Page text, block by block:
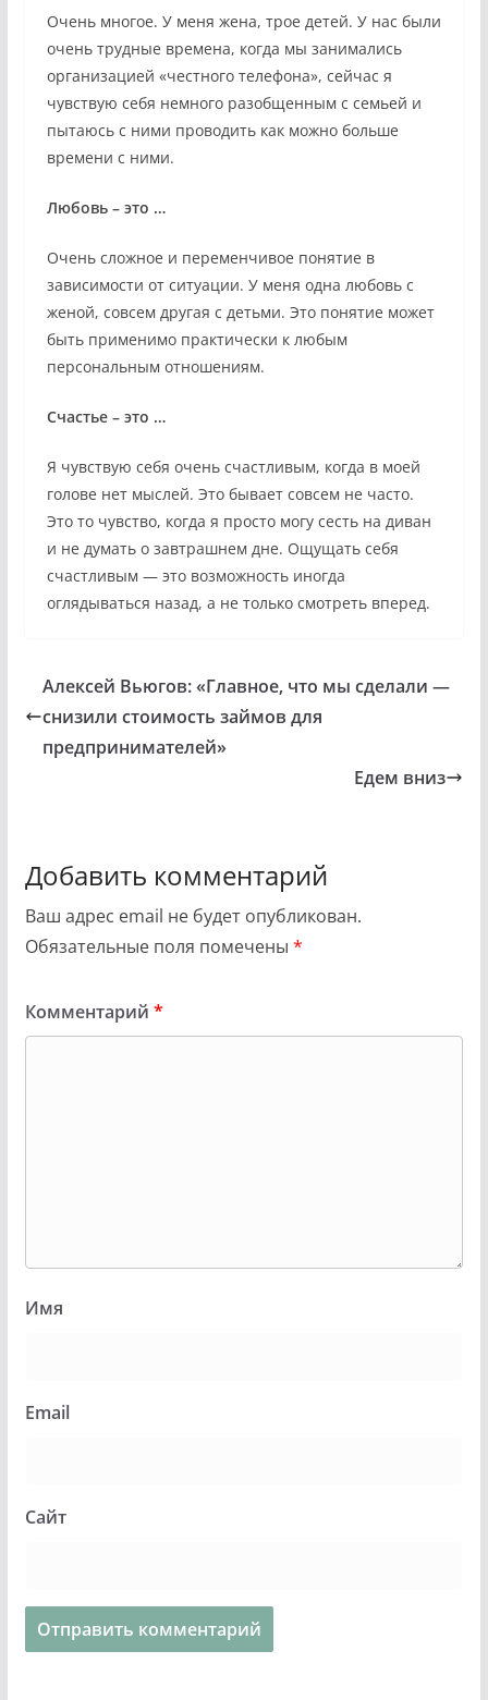
Очень многое. У меня жена, трое детей. У нас были
очень трудные времена, когда мы занимались
организацией «честного телефона», сейчас я
чувствую себя немного разобщенным с семьей и
пытаюсь с ними проводить как можно больше
времени с ними.
Любовь – это …
Очень сложное и переменчивое понятие в
зависимости от ситуации. У меня одна любовь с
женой, совсем другая с детьми. Это понятие может
быть применимо практически к любым
персональным отношениям.
Счастье – это …
Я чувствую себя очень счастливым, когда в моей
голове нет мыслей. Это бывает совсем не часто.
Это то чувство, когда я просто могу сесть на диван
и не думать о завтрашнем дне. Ощущать себя
счастливым — это возможность иногда
оглядываться назад, а не только смотреть вперед.
Алексей Вьюгов: «Главное, что мы сделали —
снизили стоимость займов для
предпринимателей»
Едем вниз
Добавить комментарий
Ваш адрес email не будет опубликован.
Обязательные поля помечены *
Комментарий *
Имя
Email
Сайт